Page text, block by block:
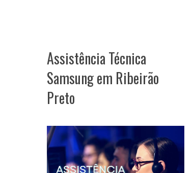
Assistência Técnica
Samsung em Ribeirão
Preto